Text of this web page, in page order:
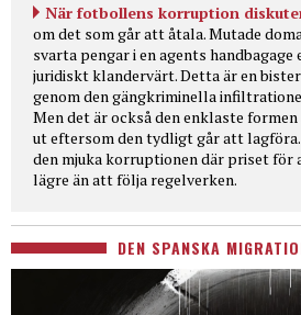
När fotbollens korruption
om det som går att åtala. Mutade
svarta pengar i en agents
juridiskt klandervärt. Detta är en
genom den gängkriminella
Men det är också den enklaste
ut eftersom den tydligt går att lagföra.
den mjuka korruptionen där priset för
lägre än att följa regelverken.
DEN SPANSKA